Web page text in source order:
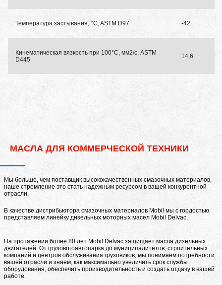
Температура застывания, °C, ASTM D97 -42
Кинематическая вязкость при 100°C, мм2/с, ASTM
D445
14,6
МАСЛА ДЛЯ КОММЕРЧЕСКОЙ ТЕХНИКИ
Мы больше, чем поставщик высококачественных смазочных материалов,
наше стремление это стать надежным ресурсом в вашей конкурентной
отрасли.
В качестве дистрибьютора смазочных материалов Mobil мы с гордостью
представляем линейку дизельных моторных масел Mobil Delvac.
На протяжении более 80 лет Mobil Delvac защищает масла дизельных
двигателей. От грузовогоавтопарка до муниципалитетов, строительных
компаний и центров обслуживания грузовиков, мы понимаем потребности
вашей отрасли и знаем, как максимально увеличить срок службы
оборудования, обеспечить производительность и создать отдачу в вашей
работе.